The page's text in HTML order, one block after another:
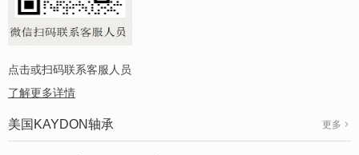
点击或扫码联系客服人员
了解更多详情
美国KAYDON轴承 更多